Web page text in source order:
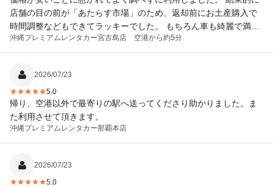
店舗の目の前が「あたらす市場」のため、返却前にお土産購入で
時間調整などもできてラッキーでした。 もちろん車も綺麗で満足
です。 ありがとうございました。
沖縄プレミアムレンタカー宮古島店 空港から約5分
2026/07/23
5.0
帰り、空港以外で最寄りの駅へ送ってくださり助かりました。ま
た利用させて頂きます。
沖縄プレミアムレンタカー那覇本店
2026/07/23
5.0